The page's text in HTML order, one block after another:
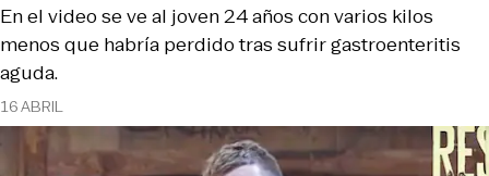
16 ABRIL
En el video se ve al joven 24 años con varios kilos
menos que habría perdido tras sufrir gastroenteritis
aguda.